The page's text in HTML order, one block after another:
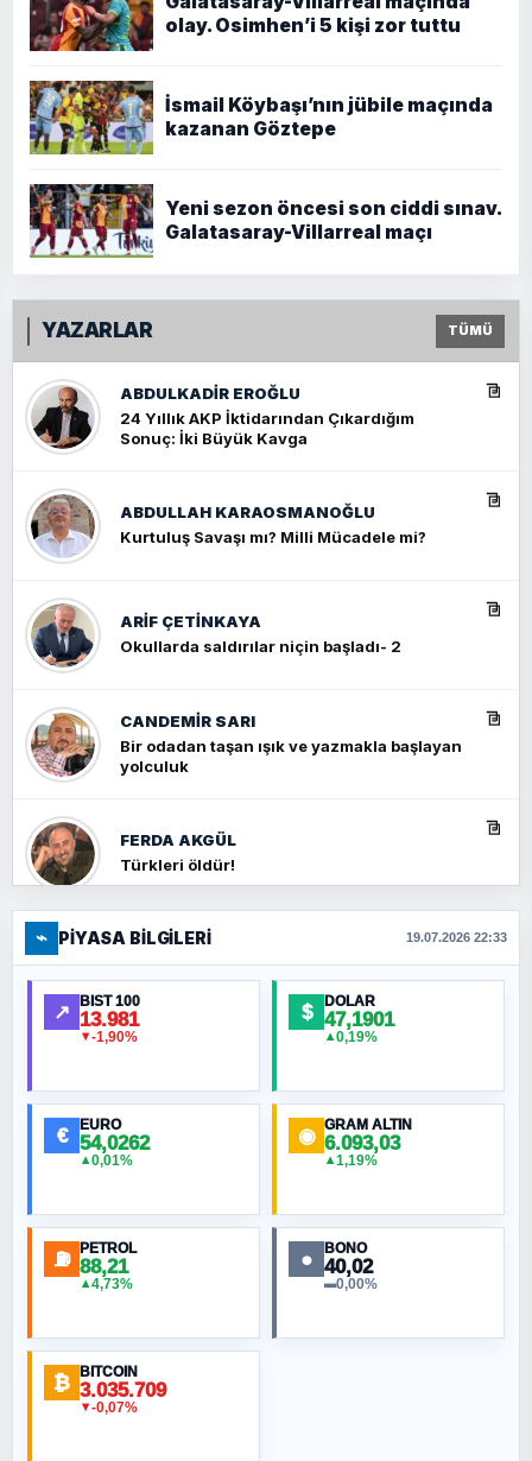
olay. Osimhen’i 5 kişi zor tuttu
İsmail Köybaşı’nın jübile maçında
kazanan Göztepe
Yeni sezon öncesi son ciddi sınav.
Galatasaray-Villarreal maçı
YAZARLAR TÜMÜ
ABDULKADIR EROĞLU
24 Yıllık AKP İktidarından Çıkardığım
Sonuç: İki Büyük Kavga
ABDULLAH KARAOSMANOĞLU
Kurtuluş Savaşı mı? Milli Mücadele mi?
ARIF ÇETİNKAYA
Okullarda saldırılar niçin başladı- 2
CANDEMIR SARI
Bir odadan taşan ışık ve yazmakla başlayan
yolculuk
FERDA AKGÜL
Türkleri öldür!
FERHAT BÜYÜKKALKAN
Ankara Zirvesi: NATO Toplantısı mı, Yeni
Ortadoğu Haritasının Provası mı?
MURAT ÖZKAN
NURETTIN BÖLÜK
ORHAN KILIÇOĞLU
Fahişeye beyinli bir müstevli alçağına
⌁ PIYASA BILGILERI 19.07.2026 22:33
↗ BIST 100
13.981
▼-1,90%
$ DOLAR
47,1901
▲0,19%
€ EURO
54,0262
▲0,01%
◉ GRAM ALTIN
6.093,03
▲1,19%
⛽ PETROL
88,21
▲4,73%
● BONO
40,02
▬0,00%
₿ BITCOIN
3.035.709
▼-0,07%